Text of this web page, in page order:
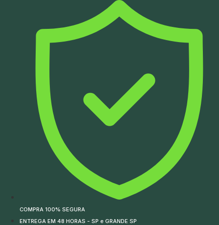
COMPRA 100% SEGURA
ENTREGA EM 48 HORAS - SP e GRANDE SP